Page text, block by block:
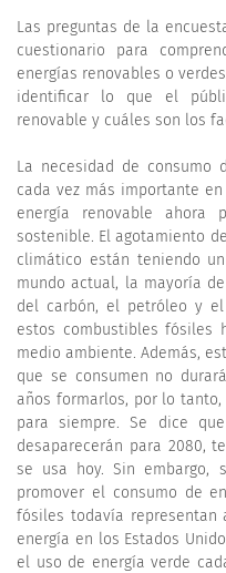
Las preguntas de la
cuestionario para
energías renovables o
identificar lo que el
renovable y cuáles son los
La necesidad de consumo
cada vez más importante
energía renovable ahora
sostenible. El agotamiento
climático están teniendo
mundo actual, la mayoría
del carbón, el petróleo y
estos combustibles fósiles
medio ambiente. Además,
que se consumen no
años formarlos, por lo
para siempre. Se dice
desaparecerán para 2080,
se usa hoy. Sin embargo,
promover el consumo de
fósiles todavía representan
energía en los Estados
el uso de energía verde